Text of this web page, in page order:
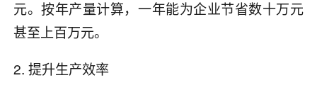
元。按年产量计算，一年能为企业节省数十万元
甚至上百万元。
2. 提升生产效率